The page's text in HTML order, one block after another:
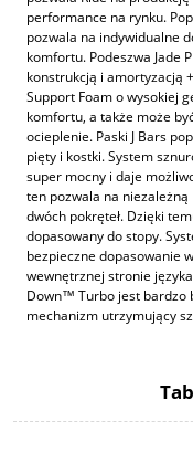
performance na rynku.
pozwala na indywidualne
komfortu. Podeszwa Jade
konstrukcją i amortyzacją
Support Foam o wysokiej
komfortu, a także może
ocieplenie. Paski J Bars
pięty i kostki. System
super mocny i daje
ten pozwala na
dwóch pokręteł. Dzięki
dopasowany do stopy.
bezpieczne dopasowanie
wewnętrznej stronie
Down™ Turbo jest bardzo
mechanizm utrzymujący